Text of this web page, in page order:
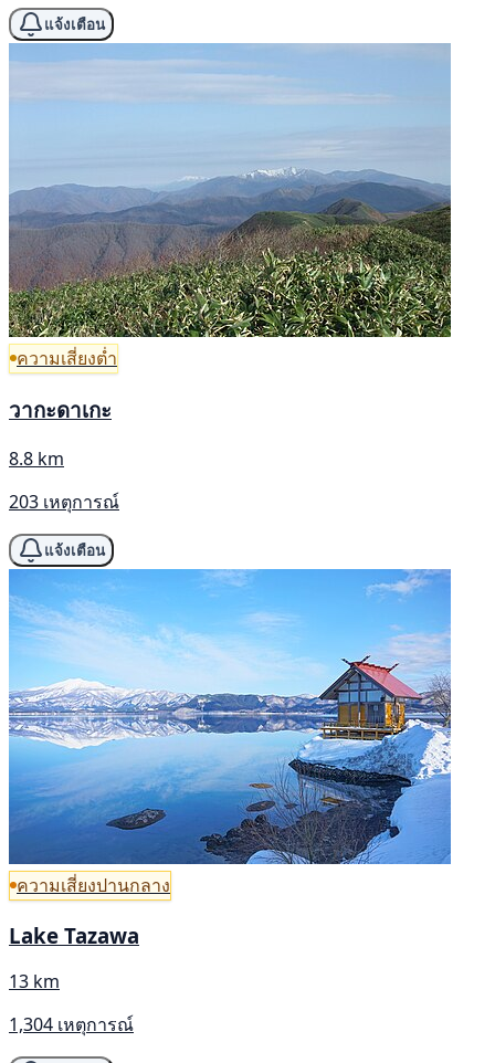
แจ้งเตือน
ความเสี่ยงต่ำ
วากะดาเกะ
8.8 km
203 เหตุการณ์
แจ้งเตือน
ความเสี่ยงปานกลาง
Lake Tazawa
13 km
1,304 เหตุการณ์